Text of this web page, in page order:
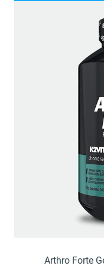
Arthro Forte